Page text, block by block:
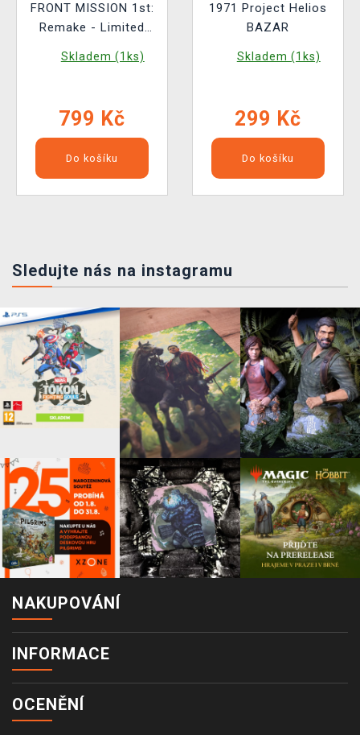
FRONT MISSION 1st:
Remake - Limited
Skladem (1ks)
799 Kč
Do košíku
1971 Project Helios
BAZAR
Skladem (1ks)
299 Kč
Do košíku
Sledujte nás na instagramu
NAKUPOVÁNÍ
INFORMACE
OCENĚNÍ